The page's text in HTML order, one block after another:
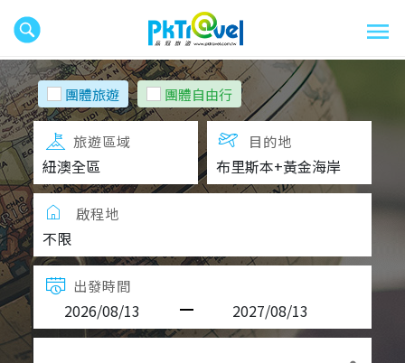
團體旅遊 團體自由行
旅遊區域 目的地
啟程地
出發時間